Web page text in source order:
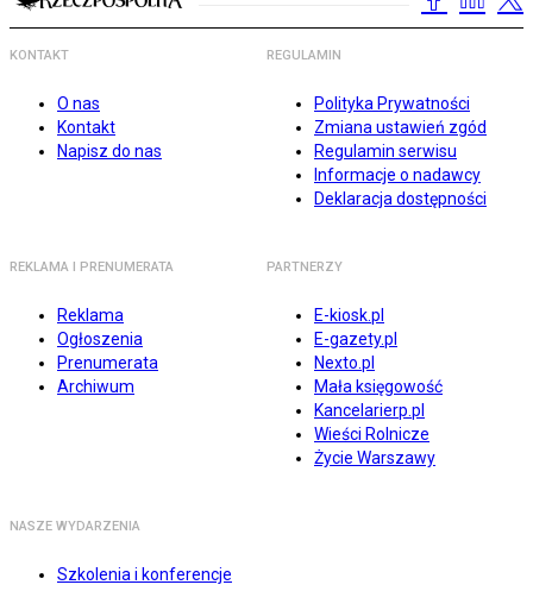
KONTAKT
O nas
Kontakt
Napisz do nas
REGULAMIN
Polityka Prywatności
Zmiana ustawień zgód
Regulamin serwisu
Informacje o nadawcy
Deklaracja dostępności
REKLAMA I PRENUMERATA
Reklama
Ogłoszenia
Prenumerata
Archiwum
PARTNERZY
E-kiosk.pl
E-gazety.pl
Nexto.pl
Mała księgowość
Kancelarierp.pl
Wieści Rolnicze
Życie Warszawy
NASZE WYDARZENIA
Szkolenia i konferencje